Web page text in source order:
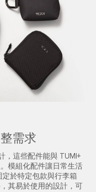
需求
，這些配件能與 TUMI+
模組化配件讓日常生活
於特定包款與行李箱
其易於使用的設計，可